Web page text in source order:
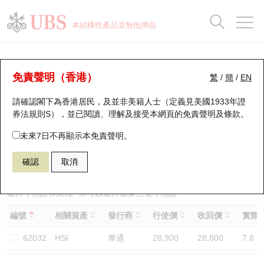
本結構性產品並無抵押品
繁 / 簡 / EN
免責聲明（香港）
請確認閣下為香港居民，及並非美籍人士（定義見美國1933年證
券法規則S），並已閱讀、理解及接受本網頁的免責聲明及條款。
未來7日不再顯示本免責聲明。
確認 取消
牛熊證分析儀
表現 街貨統計 比較
54481 國君熊證 HSI 恒生指數
選擇牛熊證作比較 *你可以選擇最多三隻牛熊證
編號 相關資產 發行商 行使價 收回價 實際
62032 HSI 摩通 28,900 28,800 7.8
瑞銀認股證一覽
新發行瑞銀認股證
即將到期認股證
認股證到期結算價查詢
認股證分析儀
認股證速算機
街貨統計
比較
牛熊全景快搜
牛熊證搜尋
牛熊證街貨分佈圖
正股牛熊證列表
新發行瑞銀牛熊證
已收回牛熊證剩餘價值
街貨統計
比較
十大升幅/跌幅
十大認股證成交分佈
十天股證佔大市成交
資金流
街貨統計
三十大平均引伸波幅
正股分析儀
二十大活躍股份
恒指成份股
國指成份股
科指成份股
相關資產沽空
持股比重
顯示所有持股比重
每月輪證大市專題
輪證專欄
講座及教育短片
認股證投資者教育
牛熊證投資者教育
認股證牛熊證常問問題